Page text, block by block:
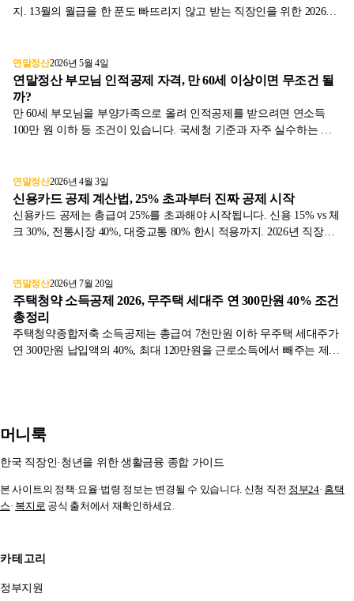
지. 13월의 월급을 한 푼도 빠뜨리지 않고 받는 직장인을 위한 2026년
연말정산2026년 5월 4일
연말정산 부모님 인적공제 자격, 만 60세 이상이면 무조건 될
까?
만 60세 부모님을 부양가족으로 올려 인적공제를 받으려면 연소득
100만 원 이하 등 조건이 있습니다. 국세청 기준과 자주 실수하는 케
연말정산2026년 4월 3일
신용카드 공제 계산법, 25% 초과부터 진짜 공제 시작
신용카드 공제는 총급여 25%를 초과해야 시작됩니다. 신용 15% vs 체
크 30%, 전통시장 40%, 대중교통 80% 한시 적용까지. 2026년 직장인
연말정산2026년 7월 20일
주택청약 소득공제 2026, 무주택 세대주 연 300만원 40% 조건
총정리
주택청약종합저축 소득공제는 총급여 7천만원 이하 무주택 세대주가
연 300만원 납입액의 40%, 최대 120만원을 근로소득에서 빼주는 제도
머니룩
한국 직장인·청년을 위한 생활금융 종합 가이드
본 사이트의 정책·요율·법령 정보는 변경될 수 있습니다. 신청 직전 정부24· 홈택
스· 복지로 공식 출처에서 재확인하세요.
카테고리
정부지원